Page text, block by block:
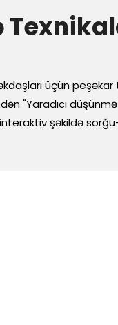
üçün peşəkar
"Yaradıcı
şəkildə